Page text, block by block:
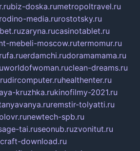
biz-doska.rumetropoltravel.ru
media.rurostotsky.ru
zaryna.rucasinotablet.ru
mebeli-moscow.rutermomur.ru
erdamchi.rudoramamama.ru
worldofwoman.ruclean-dreams.ru
dircomputer.ruhealthenter.ru
kruzhka.rukinofilmy-2021.ru
remstir-tolyatti.ru
newtech-spb.ru
tai.ruseonub.ruzvonitut.ru
download.ru